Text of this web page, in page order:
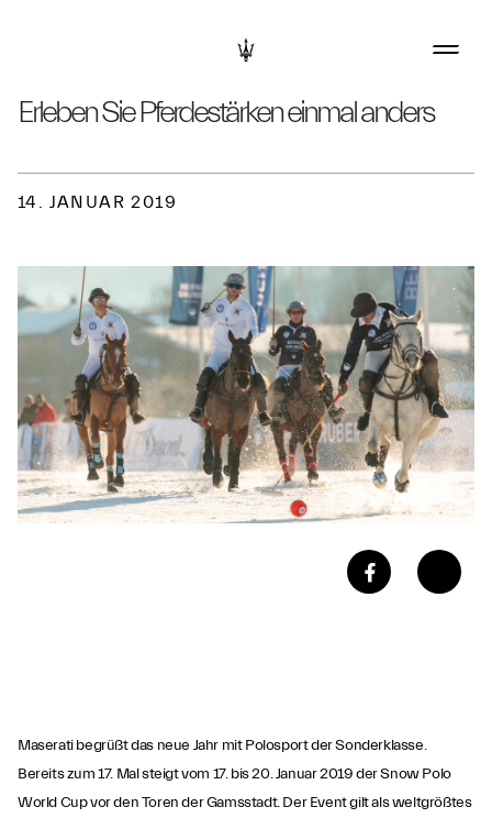
Erleben Sie Pferdestärken einmal anders
14. JANUAR 2019
Maserati begrüßt das neue Jahr mit Polosport der Sonderklasse.
Bereits zum 17. Mal steigt vom 17. bis 20. Januar 2019 der Snow Polo
World Cup vor den Toren der Gamsstadt. Der Event gilt als weltgrößtes